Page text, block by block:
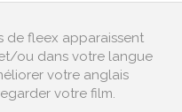
de fleex apparaissent
ou dans votre langue
votre anglais
votre film.